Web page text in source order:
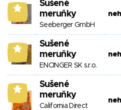
5
Sušené
meruňky
Seeberger GmbH
5
Sušené
meruňky
ENCINGER SK s.r.o.
5
Sušené
meruňky
California Direct